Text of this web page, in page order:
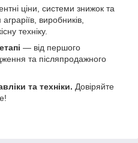
ціни, системи знижок та
виробників,
техніку.
— від першого
та післяпродажного
та техніки. Довіряйте